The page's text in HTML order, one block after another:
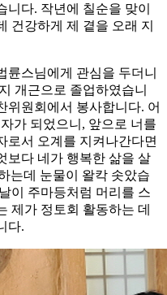
다. 작년에 칠순을 맞이
건강하게 제 곁을 오래 지
륜스님에게 관심을 두더니
개근으로 졸업하였습니
위원회에서 봉사합니다. 어
가 되었으니, 앞으로 너를
로서 오계를 지켜나간다면
보다 네가 행복한 삶을 살
는데 눈물이 왈칵 솟았습
이 주마등처럼 머리를 스
제가 정토회 활동하는 데
다.